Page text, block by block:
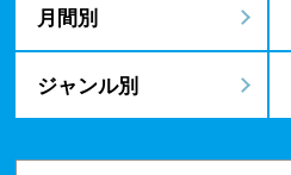
月間別
ジャンル別